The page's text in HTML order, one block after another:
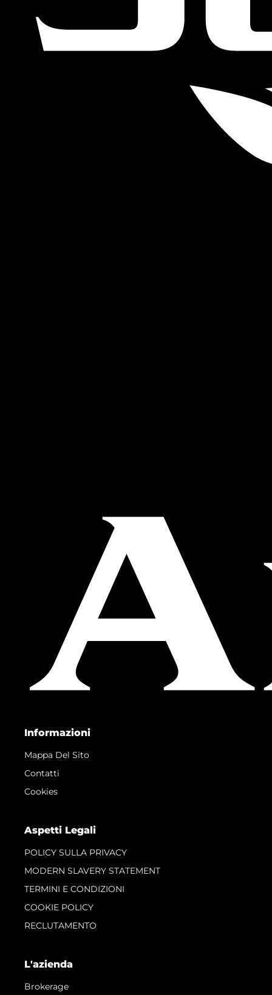
Informazioni
Mappa Del Sito
Contatti
Cookies
Aspetti Legali
POLICY SULLA PRIVACY
MODERN SLAVERY STATEMENT
TERMINI E CONDIZIONI
COOKIE POLICY
RECLUTAMENTO
L'azienda
Brokerage